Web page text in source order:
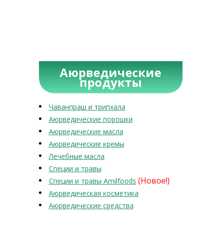
Аюрведические
продукты
Чаванпраш и трипхала
Аюрведические порошки
Аюрведические масла
Аюрведические кремы
Лечебные масла
Специи и травы
Специи и травы Amilfoods (Новое!)
Аюрведическая косметика
Аюрведические средства